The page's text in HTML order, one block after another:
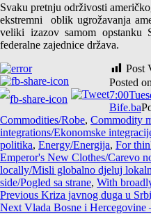
Svaku pretnju održivosti
ekstremni oblik ugrožavanja
veliki izazov samom opstanku
federalne zajednice država.
Post
Posted on
7:00
Bife.ba
Commodities/Robe, Commodity
integrations/Ekonomske
politika, Energy/Energija, For
Emperor's New Clothes/Carevo
locally/Misli globalno djeluj
side/Pogled sa strane, With
post
navigation
Previous Previous
post:
Kriza javnog duga u
Next Next
Vlada Bosne i Hercegovine